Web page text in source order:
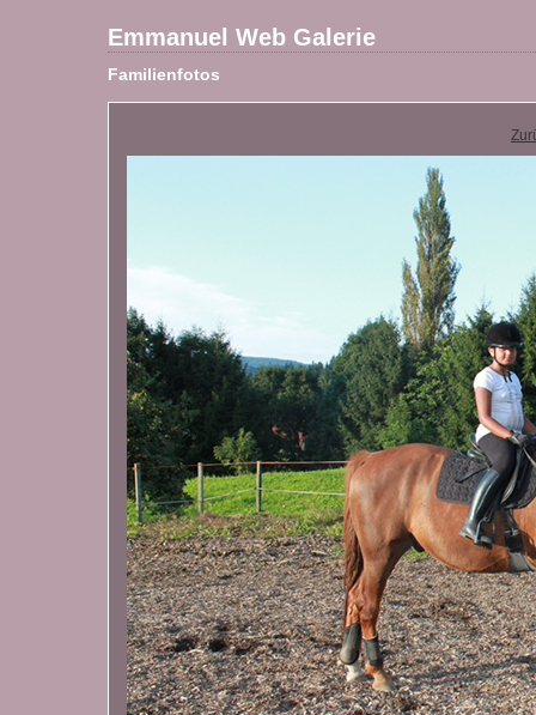
Emmanuel Web Galerie
Familienfotos